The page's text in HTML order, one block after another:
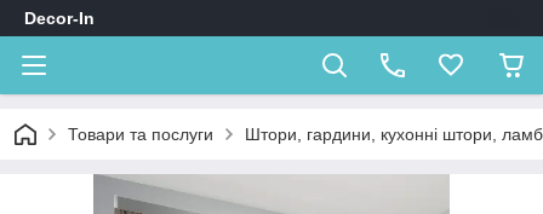
Decor-In
Товари та послуги Штори, гардини, кухонні штори,